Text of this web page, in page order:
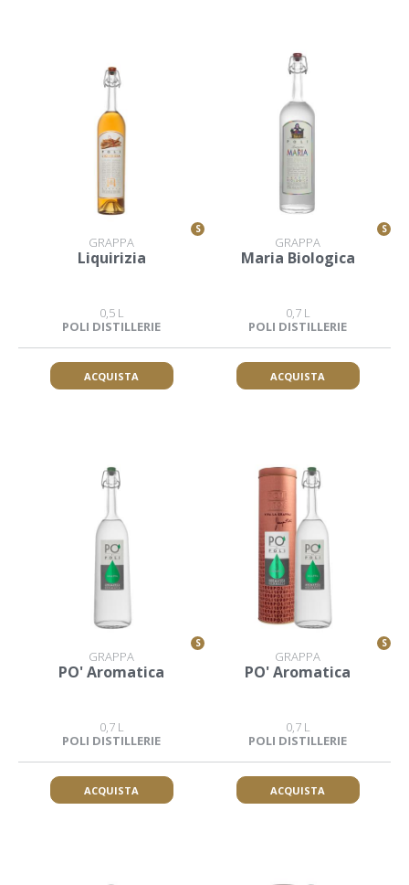
S
GRAPPA
Liquirizia
0,5 L
POLI DISTILLERIE
ACQUISTA
S
GRAPPA
Maria Biologica
0,7 L
POLI DISTILLERIE
ACQUISTA
S
GRAPPA
PO' Aromatica
0,7 L
POLI DISTILLERIE
ACQUISTA
S
GRAPPA
PO' Aromatica
0,7 L
POLI DISTILLERIE
ACQUISTA